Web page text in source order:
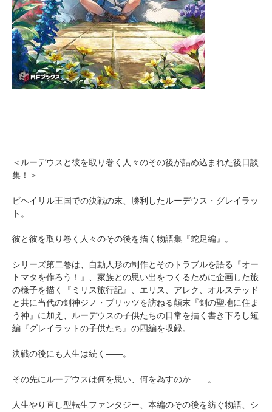
＜ルーデウスと彼を取り巻く人々のその後が詰め込まれた後日談
集！＞
ビヘイリル王国での決戦の末、勝利したルーデウス・グレイラッ
ト。
彼と彼を取り巻く人々のその後を描く物語集『蛇足編』。
シリーズ第二巻は、自動人形の制作とそのトラブルを語る『オー
トマタを作ろう！』、家族との思い出をつくるために企画した旅
の様子を描く『ミリス旅行記』、エリス、アレク、オルステッド
と共に当代の剣神ジノ・ブリッツを訪ねる顛末『剣の聖地に住ま
う神』に加え、ルーデウスの子供たちの日常を描く書き下ろし短
編『グレイラットの子供たち』の四編を収録。
決戦の後にも人生は続く――。
その先にルーデウスは何を思い、何を為すのか……。
人生やり直し型転生ファンタジー、本編のその後を紡ぐ物語、シ